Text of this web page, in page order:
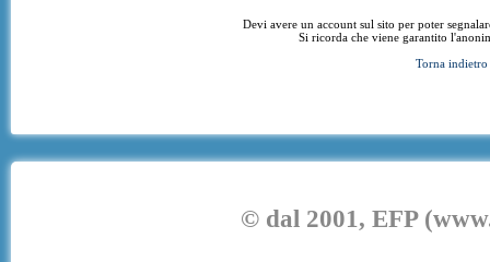
Devi avere un account sul sito per poter
Si ricorda che viene garantito
Torna indietro
© dal 2001, EFP